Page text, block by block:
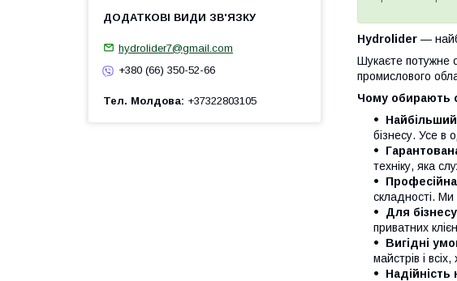
Hydrolider —
Шукаєте потужне
промислового
Чому обирають
бізнесу. Усе в
техніку, яка
складності.
Для
приватних
Вигідні
майстрів і
Надійність
hydrolider7@gmail.com
+380 (66) 350-52-66
Тел. Молдова +37322803105